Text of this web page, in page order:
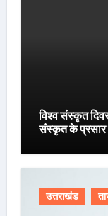
विश्व संस्कृत
संस्कृत के प्रसार
उत्तराखंड